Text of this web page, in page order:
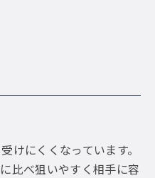
けにくくなっています。
比べ狙いやすく相手に容